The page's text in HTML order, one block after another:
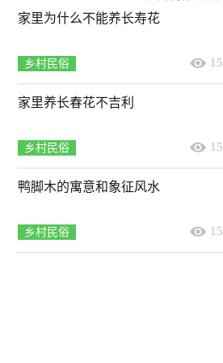
家里为什么不能养长寿花
乡村民俗 15
家里养长春花不吉利
乡村民俗 15
鸭脚木的寓意和象征风水
乡村民俗 15